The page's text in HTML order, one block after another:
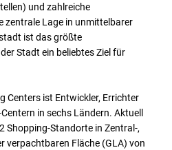
und zahlreiche
zentrale Lage in unmittelbarer
ist das größte
Stadt ein beliebtes Ziel für
Centers ist Entwickler, Errichter
in sechs Ländern. Aktuell
Shopping-Standorte in Zentral-,
verpachtbaren Fläche (GLA) von